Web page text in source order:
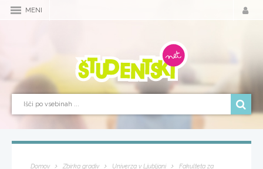
MENI
Domov Zbirka gradiv Univerza v Ljubljani
Fakulteta za